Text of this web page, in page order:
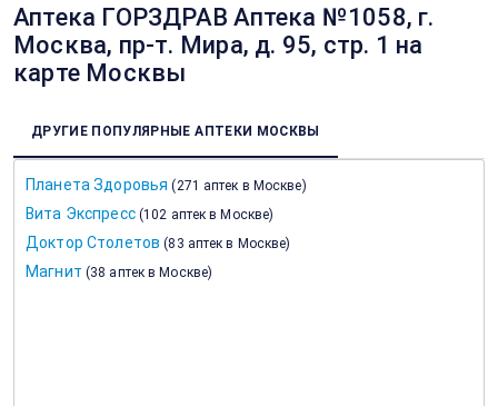
Аптека ГОРЗДРАВ Аптека №1058, г.
Москва, пр-т. Мира, д. 95, стр. 1 на
карте Москвы
ДРУГИЕ ПОПУЛЯРНЫЕ АПТЕКИ МОСКВЫ
Планета Здоровья (271 аптек в Москве)
Вита Экспресс (102 аптек в Москве)
Доктор Столетов (83 аптек в Москве)
Магнит (38 аптек в Москве)